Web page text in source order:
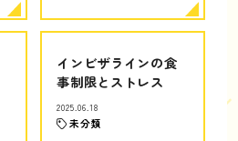
インビザラインの食
事制限とストレス
2025.06.18
未分類